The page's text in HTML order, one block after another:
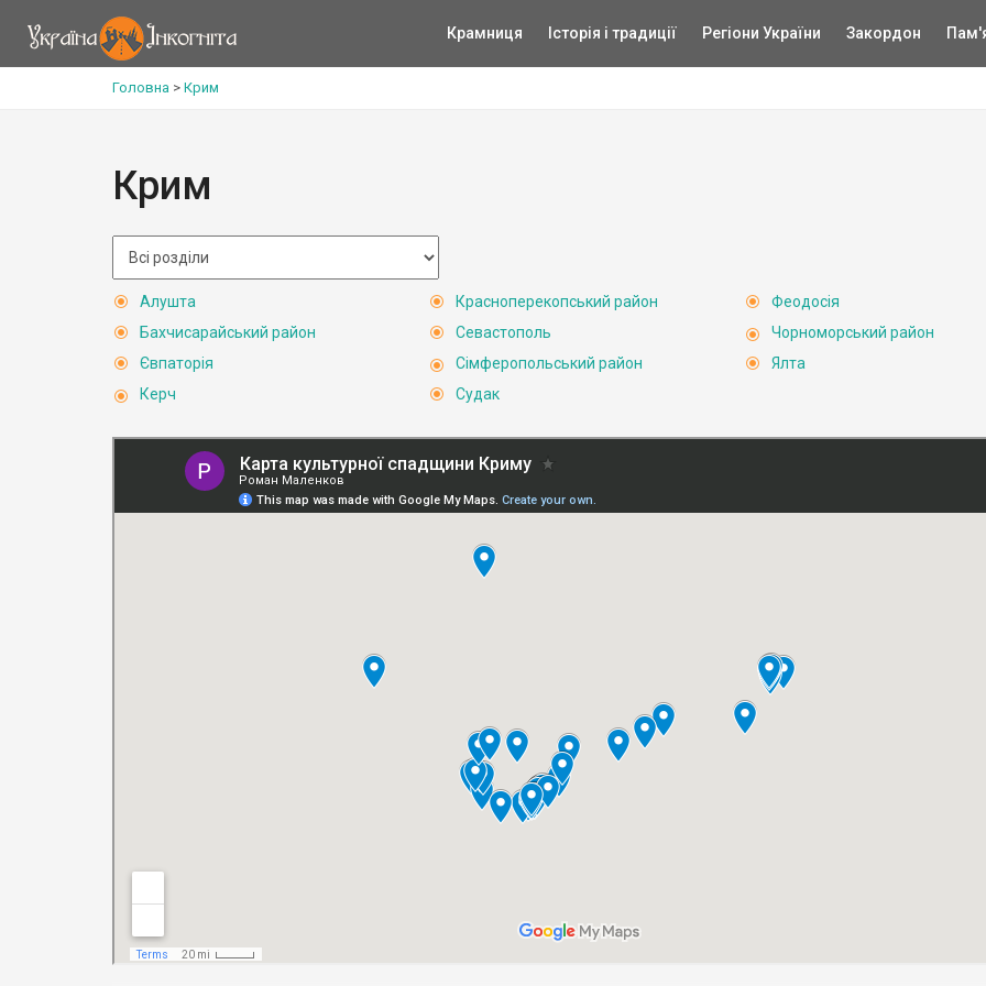
Крамниця Історія і традиції Регіони України Закордон
Головна > Крим
Крим
Алушта
Бахчисарайський район
Євпаторія
Керч
Красноперекопський район
Севастополь
Сімферопольський район
Судак
Феодосія
Чорноморський район
Ялта